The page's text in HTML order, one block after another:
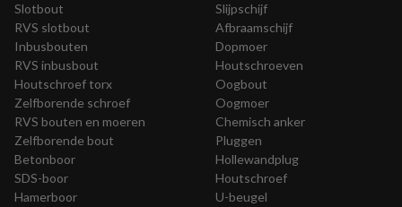
Slotbout
RVS slotbout
Inbusbouten
RVS inbusbout
Houtschroef torx
Zelfborende schroef
RVS bouten en moeren
Zelfborende bout
Betonboor
SDS-boor
Hamerboor
Slijpschijf
Afbraamschijf
Dopmoer
Houtschroeven
Oogbout
Oogmoer
Chemisch anker
Pluggen
Hollewandplug
Houtschroef
U-beugel